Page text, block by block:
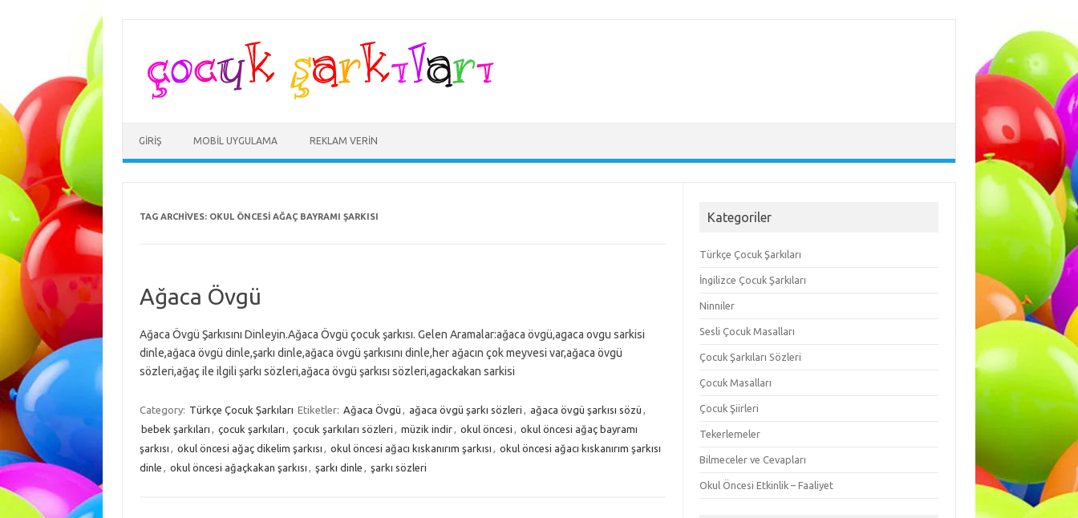
GIRIŞ MOBIL UYGULAMA REKLAM VERIN
TAG ARCHIVES: OKUL ÖNCESI AĞAÇ BAYRAMI ŞARKISI
Ağaca Övgü
Ağaca Övgü Şarkısını Dinleyin.Ağaca Övgü çocuk şarkısı. Gelen Aramalar:ağaca övgü,agaca ovgu sarkisi
dinle,ağaca övgü dinle,şarkı dinle,ağaca övgü şarkısını dinle,her ağacın çok meyvesi var,ağaca övgü
sözleri,ağaç ile ilgili şarkı sözleri,ağaca övgü şarkısı sözleri,agackakan sarkisi
Category: Türkçe Çocuk Şarkıları Etiketler: Ağaca Övgü , ağaca övgü şarkı sözleri , ağaca övgü şarkısı sözü ,
bebek şarkıları , çocuk şarkıları , çocuk şarkıları sözleri , müzik indir, okul öncesi , okul öncesi ağaç bayramı
şarkısı , okul öncesi ağaç dikelim şarkısı , okul öncesi ağacı kıskanırım şarkısı , okul öncesi ağacı kıskanırım şarkısı
dinle , okul öncesi ağaçkakan şarkısı , şarkı dinle , şarkı sözleri
Kategoriler
Türkçe Çocuk Şarkıları
İngilizce Çocuk Şarkıları
Ninniler
Sesli Çocuk Masalları
Çocuk Şarkıları Sözleri
Çocuk Masalları
Çocuk Şiirleri
Tekerlemeler
Bilmeceler ve Cevapları
Okul Öncesi Etkinlik – Faaliyet